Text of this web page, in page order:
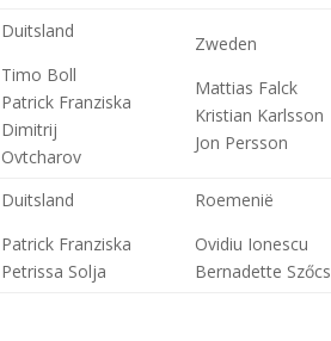
Duitsland
Timo Boll
Patrick Franziska
Dimitrij
Ovtcharov
Zweden
Mattias Falck
Kristian Karlsson
Jon Persson
Duitsland
Patrick Franziska
Petrissa Solja
Roemenië
Ovidiu Ionescu
Bernadette Szőcs